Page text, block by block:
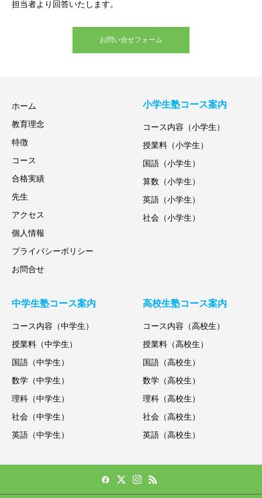
担当者より回答いたします。
お問い合せフォーム
ホーム
教育理念
特徴
コース
合格実績
先生
アクセス
個人情報
プライバシーポリシー
お問合せ
小学生塾コース案内
コース内容（小学生）
授業料（小学生）
国語（小学生）
算数（小学生）
英語（小学生）
社会（小学生）
中学生塾コース案内
コース内容（中学生）
授業料（中学生）
国語（中学生）
数学（中学生）
理科（中学生）
社会（中学生）
英語（中学生）
高校生塾コース案内
コース内容（高校生）
授業料（高校生）
国語（高校生）
数学（高校生）
理科（高校生）
社会（高校生）
英語（高校生）